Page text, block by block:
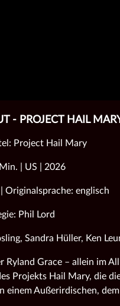
- PROJECT HAIL
Project Hail Mary
| US | 2026
Originalsprache: englisch
Phil Lord
Sandra Hüller, Ken
Ryland Grace – allein im
Projekts Hail Mary, die
Außerirdischen,